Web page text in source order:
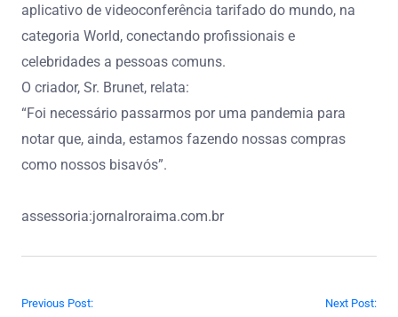
aplicativo de videoconferência tarifado do mundo, na
categoria World, conectando profissionais e
celebridades a pessoas comuns.
O criador, Sr. Brunet, relata:
“Foi necessário passarmos por uma pandemia para
notar que, ainda, estamos fazendo nossas compras
como nossos bisavós”.
assessoria:jornalroraima.com.br
Navegação de Post
Previous Post: Next Post: